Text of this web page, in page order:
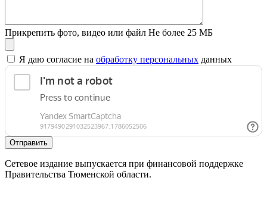
Прикрепить фото, видео или файл Не более 25 МБ
Я даю согласие на обработку персональных данных
Отправить
Сетевое издание выпускается при финансовой поддержке
Правительства Тюменской области.